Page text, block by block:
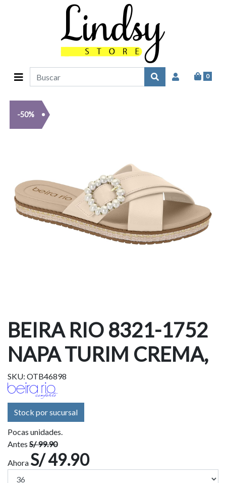
0
-50%
BEIRA RIO 8321-1752
NAPA TURIM CREMA,
SKU: OTB46898
Stock por sucursal
Pocas unidades.
Antes S/ 99.90
Ahora S/ 49.90